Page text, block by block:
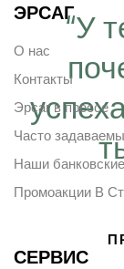
“У
ЭРСАГ
О нас
Контакты
Эрсаг в прессе
Часто
Наши
Промоакции В
СЕРВИС